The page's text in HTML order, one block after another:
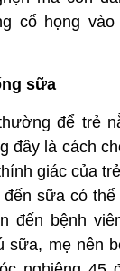
cổ họng
sữa
để trẻ
đây là cách
giác của
sữa có
đến bệnh
sữa, mẹ nên